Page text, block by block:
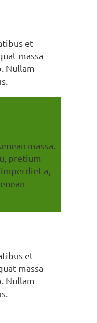
et
massa
Nullam
massa.
pretium
a,
et
massa
Nullam